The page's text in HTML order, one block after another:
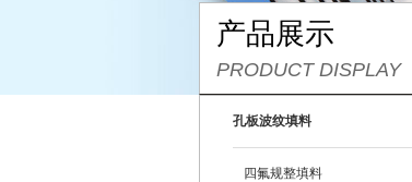
产品展示
PRODUCT DISPLAY
孔板波纹填料
四氟规整填料